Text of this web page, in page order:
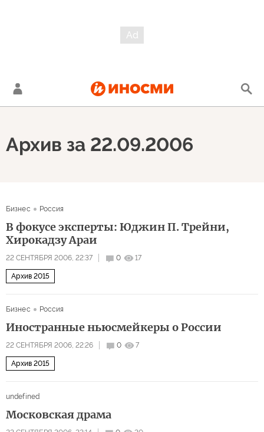
Архив за 22.09.2006
Бизнес Россия
В фокусе эксперты: Юджин П. Трейни,
Хирокадзу Араи
22 СЕНТЯБРЯ 2006, 22:37 0 17
Архив 2015
Бизнес Россия
Иностранные ньюсмейкеры о России
22 СЕНТЯБРЯ 2006, 22:26 0 7
Архив 2015
undefined
Московская драма